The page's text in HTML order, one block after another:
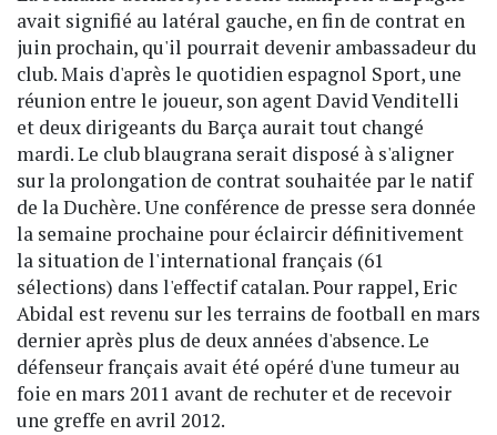
avait signifié au latéral gauche, en fin de contrat en
juin prochain, qu'il pourrait devenir ambassadeur du
club. Mais d'après le quotidien espagnol Sport, une
réunion entre le joueur, son agent David Venditelli
et deux dirigeants du Barça aurait tout changé
mardi. Le club blaugrana serait disposé à s'aligner
sur la prolongation de contrat souhaitée par le natif
de la Duchère. Une conférence de presse sera donnée
la semaine prochaine pour éclaircir définitivement
la situation de l'international français (61
sélections) dans l'effectif catalan. Pour rappel, Eric
Abidal est revenu sur les terrains de football en mars
dernier après plus de deux années d'absence. Le
défenseur français avait été opéré d'une tumeur au
foie en mars 2011 avant de rechuter et de recevoir
une greffe en avril 2012.